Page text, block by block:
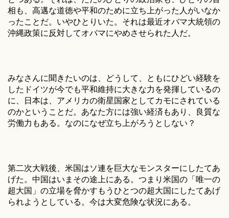
相も、高邁な道徳や平和のために立ち上がった人がいなか
ったことだ。いやひとりいた。それは最近オバマ大統領の
沖縄政策に反対してオバマにやめさせられた人だ。
みなさんに聞きたいのは、どうして、ともにひどい経験を
したドイツが今でも平和維持に大きな力を発揮しているの
に、日本は、アメリカの衛星国家としてカモにされている
のかということだ。あなた方には強い経済もあり、良質な
労働力もある。なのになぜ立ち上がろうとしない？
第二次大戦後、米国はソ連を巨大なモンスターにしたてあ
げた。中国はいまその途上にある。つまり米国の「唯一の
超大国」の立場を脅かすもうひとつの超大国にしたてあげ
られようとしている。今は大変危険な状況にある。